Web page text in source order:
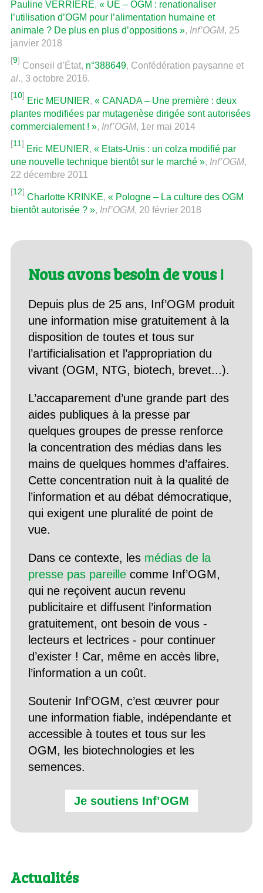
Pauline VERRIERE, « UE – OGM : renationaliser
l’utilisation d’OGM pour l’alimentation humaine et
animale ? De plus en plus d’oppositions », Inf’OGM, 25
janvier 2018
[9]
Conseil d’État, n°388649, Confédération paysanne et
al., 3 octobre 2016.
[10]
Eric MEUNIER, « CANADA – Une première : deux
plantes modifiées par mutagenèse dirigée sont autorisées
commercialement ! », Inf’OGM, 1er mai 2014
[11]
Eric MEUNIER, « Etats-Unis : un colza modifié par
une nouvelle technique bientôt sur le marché », Inf’OGM,
22 décembre 2011
[12]
Charlotte KRINKE, « Pologne – La culture des OGM
bientôt autorisée ? », Inf’OGM, 20 février 2018
Nous avons besoin de vous !
Depuis plus de 25 ans, Inf’OGM produit
une information mise gratuitement à la
disposition de toutes et tous sur
l’artificialisation et l’appropriation du
vivant (OGM, NTG, biotech, brevet...).
L’accaparement d’une grande part des
aides publiques à la presse par
quelques groupes de presse renforce
la concentration des médias dans les
mains de quelques hommes d’affaires.
Cette concentration nuit à la qualité de
l’information et au débat démocratique,
qui exigent une pluralité de point de
vue.
Dans ce contexte, les médias de la
presse pas pareillecomme Inf’OGM,
qui ne reçoivent aucun revenu
publicitaire et diffusent l’information
gratuitement, ont besoin de vous -
lecteurs et lectrices - pour continuer
d’exister ! Car, même en accès libre,
l’information a un coût.
Soutenir Inf’OGM, c’est œuvrer pour
une information fiable, indépendante et
accessible à toutes et tous sur les
OGM, les biotechnologies et les
semences.
Je soutiens Inf’OGM
Actualités